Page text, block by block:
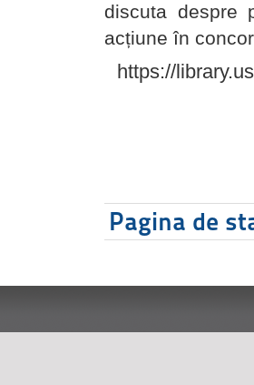
discuta despre
acțiune în
https://
Pagina de